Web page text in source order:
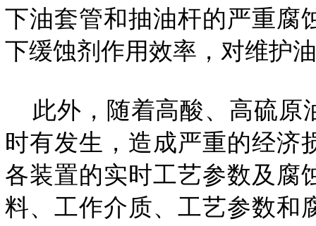
下油套管和抽油杆的严重腐
下缓蚀剂作用效率，对维护
此外，随着高酸、高硫原
时有发生，造成严重的经济
各装置的实时工艺参数及腐
料、工作介质、工艺参数和